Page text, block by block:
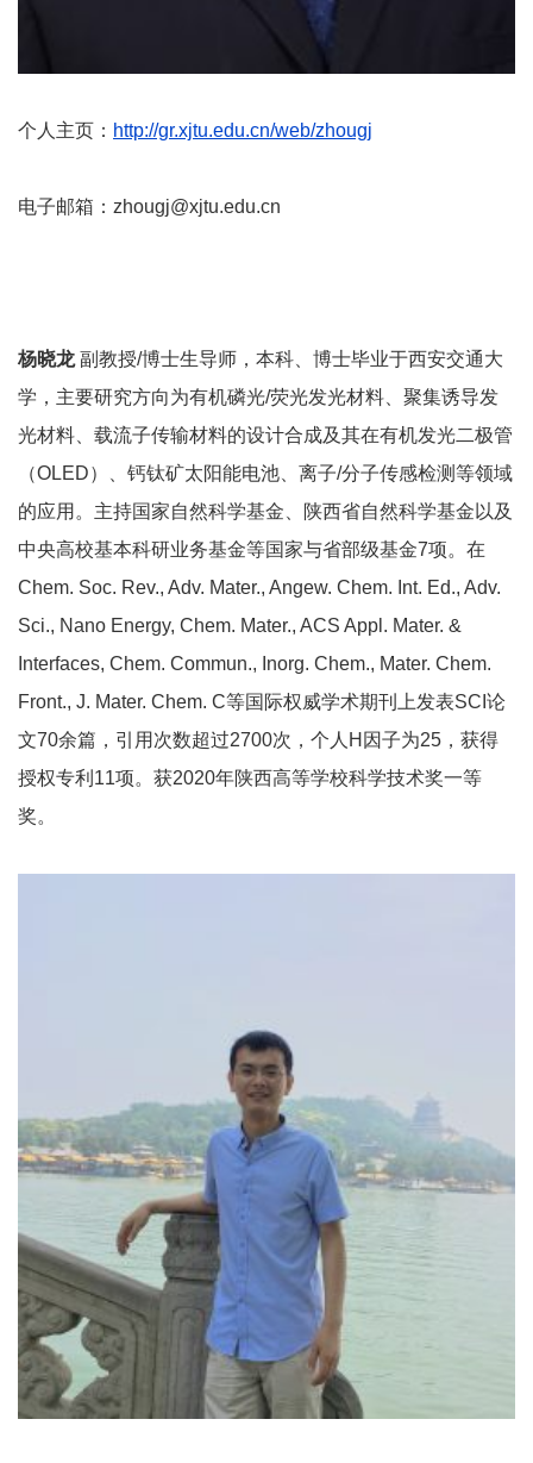
个人主页： http://gr.xjtu.edu.cn/web/zhougj
电子邮箱：zhougj@xjtu.edu.cn
杨晓龙副教授/博士生导师，本科、博士毕业于西安交通大
学，主要研究方向为有机磷光/荧光发光材料、聚集诱导发
光材料、载流子传输材料的设计合成及其在有机发光二极管
（OLED）、钙钛矿太阳能电池、离子/分子传感检测等领域
的应用。主持国家自然科学基金、陕西省自然科学基金以及
中央高校基本科研业务基金等国家与省部级基金7项。在
Chem. Soc. Rev., Adv. Mater., Angew. Chem. Int. Ed., Adv.
Sci., Nano Energy, Chem. Mater., ACS Appl. Mater. &
Interfaces, Chem. Commun., Inorg. Chem., Mater. Chem.
Front., J. Mater. Chem. C等国际权威学术期刊上发表SCI论
文70余篇，引用次数超过2700次，个人H因子为25，获得
授权专利11项。获2020年陕西高等学校科学技术奖一等
奖。